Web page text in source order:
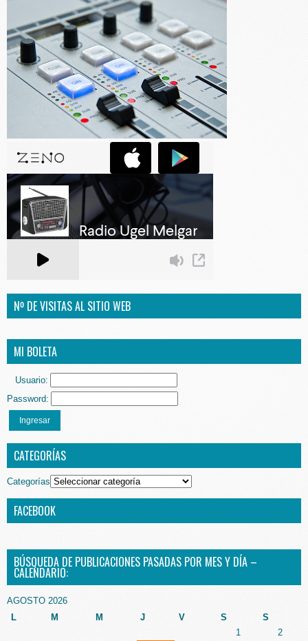
Nº DE VISITAS AL SITIO WEB
MI BOLETA
Usuario:
Password:
Ingresar
CATEGORÍAS
Categorías
FACEBOOK
BÚSQUEDA DE PUBLICACIONES PASADAS POR MES Y DÍA –
CALENDARIO:
AGOSTO 2026
L
M M J V S S
1
2